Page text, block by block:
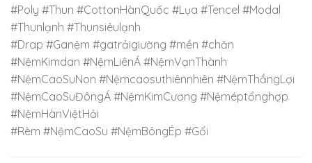
#Poly #Thun #CottonHànQuốc #Lụa #Tencel #Modal
#Thunlạnh #Thunsiêulạnh
#Drap #Ganệm #gatrảigiường #mền #chăn
#NệmKimdan #NệmLiênÁ #NệmVạnThành
#NệmCaoSuNon #Nệmcaosuthiênnhiên #NệmThắngLợi
#NệmCaoSuĐôngÁ #NệmKimCương #Nệméptổnghợp
#NệmHànViệtHải
#Rèm #NệmCaoSu #NệmBôngÉp #Gối